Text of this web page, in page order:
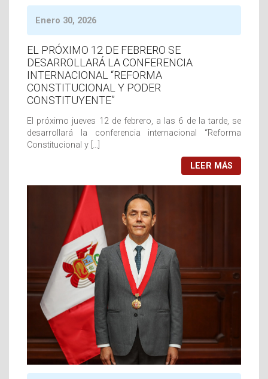
Enero 30, 2026
EL PRÓXIMO 12 DE FEBRERO SE
DESARROLLARÁ LA CONFERENCIA
INTERNACIONAL “REFORMA
CONSTITUCIONAL Y PODER
CONSTITUYENTE”
El próximo jueves 12 de febrero, a las 6 de la tarde, se
desarrollará la conferencia internacional “Reforma
Constitucional y […]
LEER MÁS